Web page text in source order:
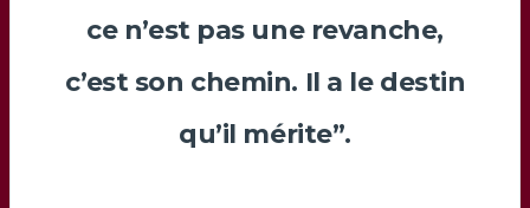
ce n’est pas une revanche,
c’est son chemin. Il a le destin
qu’il mérite”.